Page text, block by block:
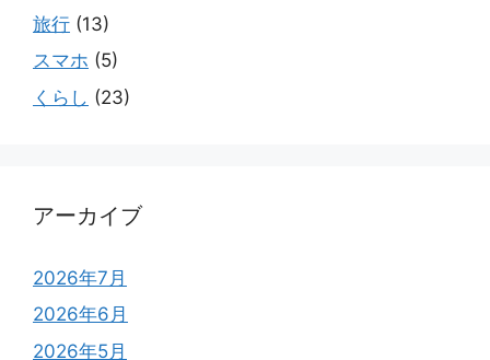
旅行 (13)
スマホ (5)
くらし (23)
アーカイブ
2026年7月
2026年6月
2026年5月